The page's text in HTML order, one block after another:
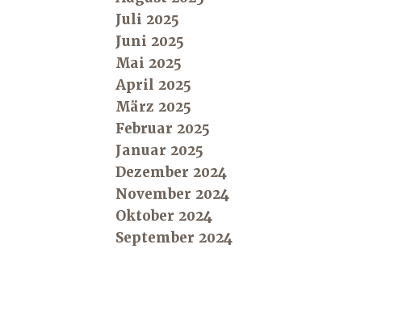
Juli 2025
Juni 2025
Mai 2025
April 2025
März 2025
Februar 2025
Januar 2025
Dezember 2024
November 2024
Oktober 2024
September 2024